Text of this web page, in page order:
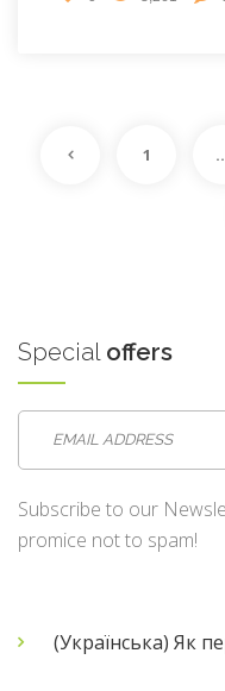
1
Special offers
Subscribe to our
promice not to spam!
(Українська) Як